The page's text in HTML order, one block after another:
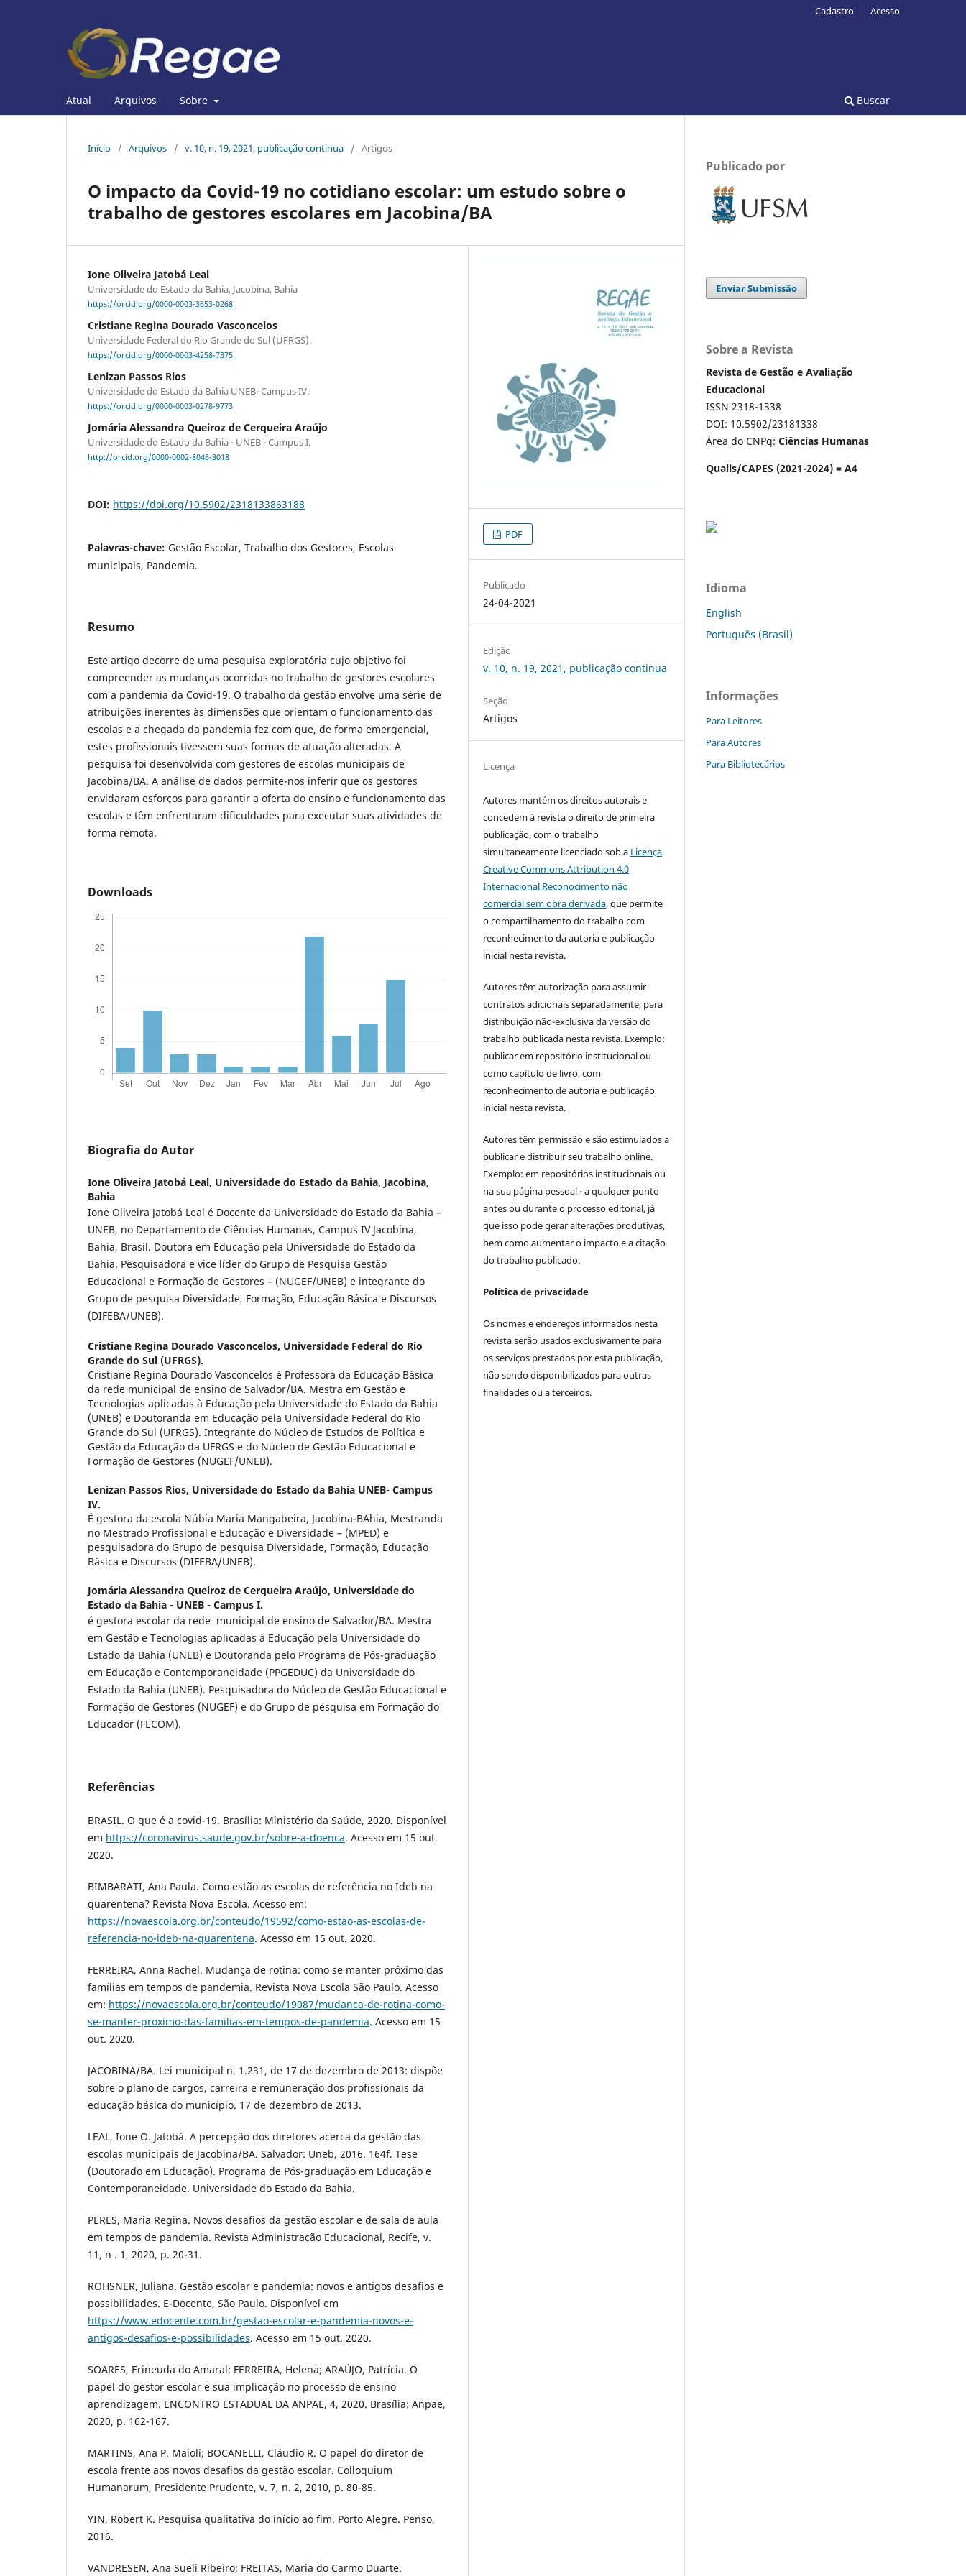
Atual Arquivos Sobre Buscar
Cadastro Acesso
Início / Arquivos / v. 10, n. 19, 2021, publicação continua / Artigos
O impacto da Covid-19 no cotidiano escolar: um estudo sobre o
trabalho de gestores escolares em Jacobina/BA
Ione Oliveira Jatobá Leal
Universidade do Estado da Bahia, Jacobina, Bahia
https://orcid.org/0000-0003-3653-0268
Cristiane Regina Dourado Vasconcelos
Universidade Federal do Rio Grande do Sul (UFRGS).
https://orcid.org/0000-0003-4258-7375
Lenizan Passos Rios
Universidade do Estado da Bahia UNEB- Campus IV.
https://orcid.org/0000-0003-0278-9773
Jomária Alessandra Queiroz de Cerqueira Araújo
Universidade do Estado da Bahia - UNEB - Campus I.
http://orcid.org/0000-0002-8046-3018
DOI: https://doi.org/10.5902/2318133863188
Palavras-chave: Gestão Escolar, Trabalho dos Gestores, Escolas
municipais, Pandemia.
Resumo
Este artigo decorre de uma pesquisa exploratória cujo objetivo foi
compreender as mudanças ocorridas no trabalho de gestores escolares
com a pandemia da Covid-19. O trabalho da gestão envolve uma série de
atribuições inerentes às dimensões que orientam o funcionamento das
escolas e a chegada da pandemia fez com que, de forma emergencial,
estes profissionais tivessem suas formas de atuação alteradas. A
pesquisa foi desenvolvida com gestores de escolas municipais de
Jacobina/BA. A análise de dados permite-nos inferir que os gestores
envidaram esforços para garantir a oferta do ensino e funcionamento das
escolas e têm enfrentaram dificuldades para executar suas atividades de
forma remota.
Downloads
Biografia do Autor
Ione Oliveira Jatobá Leal, Universidade do Estado da Bahia, Jacobina,
Bahia
Ione Oliveira Jatobá Leal é Docente da Universidade do Estado da Bahia –
UNEB, no Departamento de Ciências Humanas, Campus IV Jacobina,
Bahia, Brasil. Doutora em Educação pela Universidade do Estado da
Bahia. Pesquisadora e vice líder do Grupo de Pesquisa Gestão
Educacional e Formação de Gestores – (NUGEF/UNEB) e integrante do
Grupo de pesquisa Diversidade, Formação, Educação Básica e Discursos
(DIFEBA/UNEB).
Cristiane Regina Dourado Vasconcelos, Universidade Federal do Rio
Grande do Sul (UFRGS).
Cristiane Regina Dourado Vasconcelos é Professora da Educação Básica
da rede municipal de ensino de Salvador/BA. Mestra em Gestão e
Tecnologias aplicadas à Educação pela Universidade do Estado da Bahia
(UNEB) e Doutoranda em Educação pela Universidade Federal do Rio
Grande do Sul (UFRGS). Integrante do Núcleo de Estudos de Política e
Gestão da Educação da UFRGS e do Núcleo de Gestão Educacional e
Formação de Gestores (NUGEF/UNEB).
Lenizan Passos Rios, Universidade do Estado da Bahia UNEB- Campus
IV.
É gestora da escola Núbia Maria Mangabeira, Jacobina-BAhia, Mestranda
no Mestrado Profissional e Educação e Diversidade – (MPED) e
pesquisadora do Grupo de pesquisa Diversidade, Formação, Educação
Básica e Discursos (DIFEBA/UNEB).
Jomária Alessandra Queiroz de Cerqueira Araújo, Universidade do
Estado da Bahia - UNEB - Campus I.
é gestora escolar da rede municipal de ensino de Salvador/BA. Mestra
em Gestão e Tecnologias aplicadas à Educação pela Universidade do
Estado da Bahia (UNEB) e Doutoranda pelo Programa de Pós-graduação
em Educação e Contemporaneidade (PPGEDUC) da Universidade do
Estado da Bahia (UNEB). Pesquisadora do Núcleo de Gestão Educacional e
Formação de Gestores (NUGEF) e do Grupo de pesquisa em Formação do
Educador (FECOM).
Referências
BRASIL. O que é a covid-19. Brasília: Ministério da Saúde, 2020. Disponível
em https://coronavirus.saude.gov.br/sobre-a-doenca. Acesso em 15 out.
2020.
BIMBARATI, Ana Paula. Como estão as escolas de referência no Ideb na
quarentena? Revista Nova Escola. Acesso em:
https://novaescola.org.br/conteudo/19592/como-estao-as-escolas-de-
referencia-no-ideb-na-quarentena. Acesso em 15 out. 2020.
FERREIRA, Anna Rachel. Mudança de rotina: como se manter próximo das
famílias em tempos de pandemia. Revista Nova Escola São Paulo. Acesso
em: https://novaescola.org.br/conteudo/19087/mudanca-de-rotina-como-
se-manter-proximo-das-familias-em-tempos-de-pandemia. Acesso em 15
out. 2020.
JACOBINA/BA. Lei municipal n. 1.231, de 17 de dezembro de 2013: dispõe
sobre o plano de cargos, carreira e remuneração dos profissionais da
educação básica do município. 17 de dezembro de 2013.
LEAL, Ione O. Jatobá. A percepção dos diretores acerca da gestão das
escolas municipais de Jacobina/BA. Salvador: Uneb, 2016. 164f. Tese
(Doutorado em Educação). Programa de Pós-graduação em Educação e
Contemporaneidade. Universidade do Estado da Bahia.
PERES, Maria Regina. Novos desafios da gestão escolar e de sala de aula
em tempos de pandemia. Revista Administração Educacional, Recife, v.
11, n . 1, 2020, p. 20-31.
ROHSNER, Juliana. Gestão escolar e pandemia: novos e antigos desafios e
possibilidades. E-Docente, São Paulo. Disponível em
https://www.edocente.com.br/gestao-escolar-e-pandemia-novos-e-
antigos-desafios-e-possibilidades. Acesso em 15 out. 2020.
SOARES, Erineuda do Amaral; FERREIRA, Helena; ARAÚJO, Patrícia. O
papel do gestor escolar e sua implicação no processo de ensino
aprendizagem. ENCONTRO ESTADUAL DA ANPAE, 4, 2020. Brasília: Anpae,
2020, p. 162-167.
MARTINS, Ana P. Maioli; BOCANELLI, Cláudio R. O papel do diretor de
escola frente aos novos desafios da gestão escolar. Colloquium
Humanarum, Presidente Prudente, v. 7, n. 2, 2010, p. 80-85.
YIN, Robert K. Pesquisa qualitativa do início ao fim. Porto Alegre. Penso,
2016.
VANDRESEN, Ana Sueli Ribeiro; FREITAS, Maria do Carmo Duarte.
PDF
Publicado
24-04-2021
Edição
v. 10, n. 19, 2021, publicação continua
Seção
Artigos
Licença
Autores mantém os direitos autorais e
concedem à revista o direito de primeira
publicação, com o trabalho
simultaneamente licenciado sob a Licença
Creative Commons Attribution 4.0
Internacional Reconocimento não
comercial sem obra derivada, que permite
o compartilhamento do trabalho com
reconhecimento da autoria e publicação
inicial nesta revista.
Autores têm autorização para assumir
contratos adicionais separadamente, para
distribuição não-exclusiva da versão do
trabalho publicada nesta revista. Exemplo:
publicar em repositório institucional ou
como capítulo de livro, com
reconhecimento de autoria e publicação
inicial nesta revista.
Autores têm permissão e são estimulados a
publicar e distribuir seu trabalho online.
Exemplo: em repositórios institucionais ou
na sua página pessoal - a qualquer ponto
antes ou durante o processo editorial, já
que isso pode gerar alterações produtivas,
bem como aumentar o impacto e a citação
do trabalho publicado.
Política de privacidade
Os nomes e endereços informados nesta
revista serão usados exclusivamente para
os serviços prestados por esta publicação,
não sendo disponibilizados para outras
finalidades ou a terceiros.
Publicado por
Enviar Submissão
Sobre a Revista
Revista de Gestão e Avaliação
Educacional
ISSN 2318-1338
DOI: 10.5902/23181338
Área do CNPq: Ciências Humanas
Qualis/CAPES (2021-2024) = A4
Idioma
English
Português (Brasil)
Informações
Para Leitores
Para Autores
Para Bibliotecários